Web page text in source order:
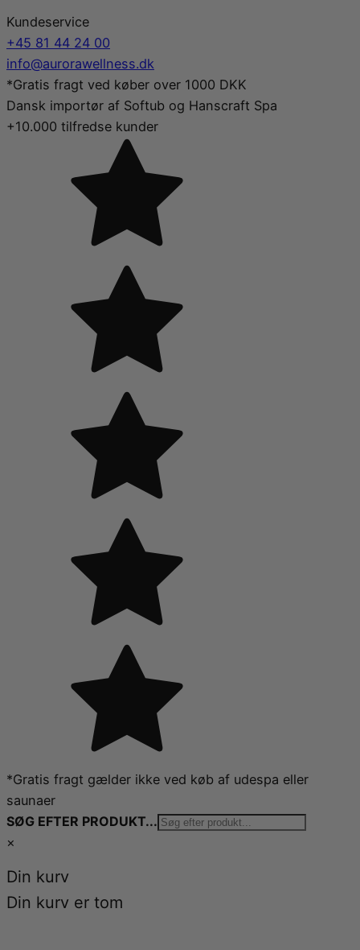
Kundeservice
+45 81 44 24 00
info@aurorawellness.dk
*Gratis fragt ved køber over 1000 DKK
Dansk importør af Softub og Hanscraft Spa
+10.000 tilfredse kunder
*Gratis fragt gælder ikke ved køb af udespa eller
saunaer
SØG EFTER PRODUKT...
×
Din kurv
Din kurv er tom